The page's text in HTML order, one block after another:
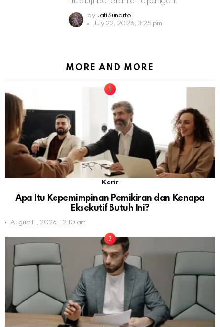
by Jati Sunarto
July 22, 2026, 3:25 pm
MORE AND MORE
Karir
Apa Itu Kepemimpinan Pemikiran dan Kenapa
Eksekutif Butuh Ini?
August 11, 2026, 12:10 am